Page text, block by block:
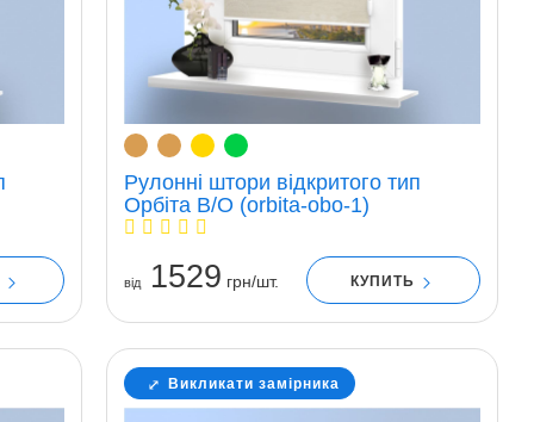
Рулонні штори відкритого тип
Орбіта В/О (orbita-obo-1)
вiд1529 грн/шт. КУПИТЬ
Викликати замірника